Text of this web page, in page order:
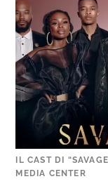
IL CAST DI
MEDIA CENTER